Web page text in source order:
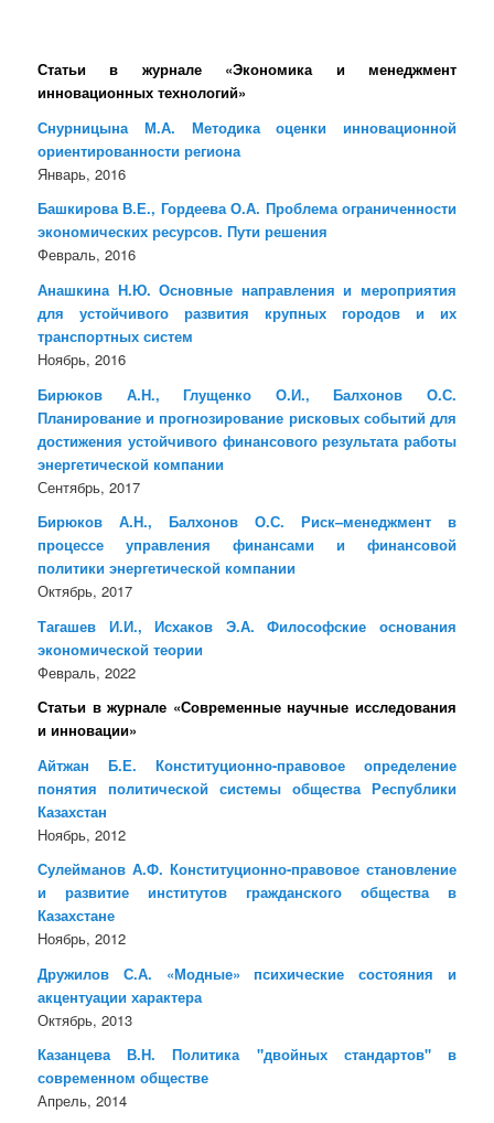
Статьи в журнале «Экономика и менеджмент
инновационных технологий»
Снурницына М.А. Методика оценки инновационной
ориентированности региона
Январь, 2016
Башкирова В.Е., Гордеева О.А. Проблема ограниченности
экономических ресурсов. Пути решения
Февраль, 2016
Анашкина Н.Ю. Основные направления и мероприятия
для устойчивого развития крупных городов и их
транспортных систем
Ноябрь, 2016
Бирюков А.Н., Глущенко О.И., Балхонов О.С.
Планирование и прогнозирование рисковых событий для
достижения устойчивого финансового результата работы
энергетической компании
Сентябрь, 2017
Бирюков А.Н., Балхонов О.С. Риск–менеджмент в
процессе управления финансами и финансовой
политики энергетической компании
Октябрь, 2017
Тагашев И.И., Исхаков Э.А. Философские основания
экономической теории
Февраль, 2022
Статьи в журнале «Современные научные исследования
и инновации»
Айтжан Б.Е. Конституционно-правовое определение
понятия политической системы общества Республики
Казахстан
Ноябрь, 2012
Сулейманов А.Ф. Конституционно-правовое становление
и развитие институтов гражданского общества в
Казахстане
Ноябрь, 2012
Дружилов С.А. «Модные» психические состояния и
акцентуации характера
Октябрь, 2013
Казанцева В.Н. Политика "двойных стандартов" в
современном обществе
Апрель, 2014